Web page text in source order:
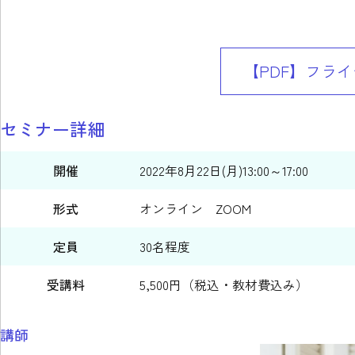
【PDF】フラ
セミナー詳細
開催
2022年8月22日(月)13:00～17:00
形式
オンライン ZOOM
定員
30名程度
受講料
5,500円（税込・教材費込み）
講師